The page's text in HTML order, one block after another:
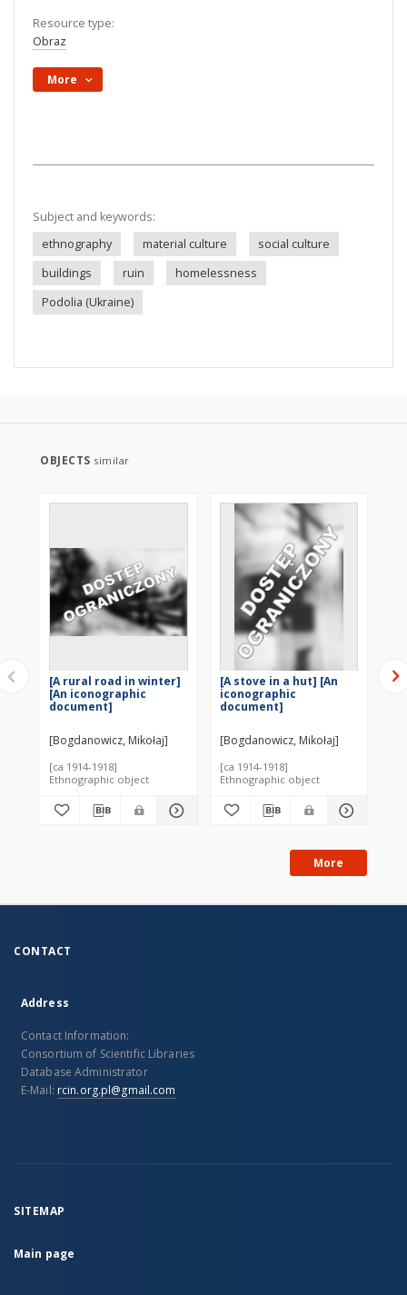
Resource type:
Obraz
More
Subject and keywords:
ethnography
material culture
social culture
buildings
ruin
homelessness
Podolia (Ukraine)
OBJECTS similar
[A rural road in winter]
[An iconographic
document]
[Bogdanowicz, Mikołaj]
[ca 1914-1918]
Ethnographic object
[A stove in a hut] [An
iconographic
document]
[Bogdanowicz, Mikołaj]
[ca 1914-1918]
Ethnographic object
[A
More
CONTACT
Address
Contact Information:
Consortium of Scientific Libraries
Database Administrator
E-Mail: rcin.org.pl@gmail.com
SITEMAP
Main page